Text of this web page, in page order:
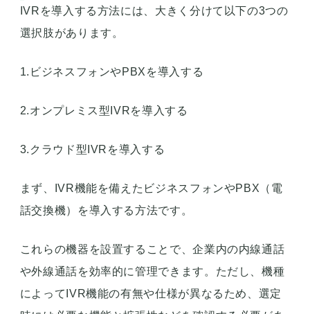
IVRを導入する方法には、大きく分けて以下の3つの
選択肢があります。
1.ビジネスフォンやPBXを導入する
2.オンプレミス型IVRを導入する
3.クラウド型IVRを導入する
まず、IVR機能を備えたビジネスフォンやPBX（電
話交換機）を導入する方法です。
これらの機器を設置することで、企業内の内線通話
や外線通話を効率的に管理できます。ただし、機種
によってIVR機能の有無や仕様が異なるため、選定